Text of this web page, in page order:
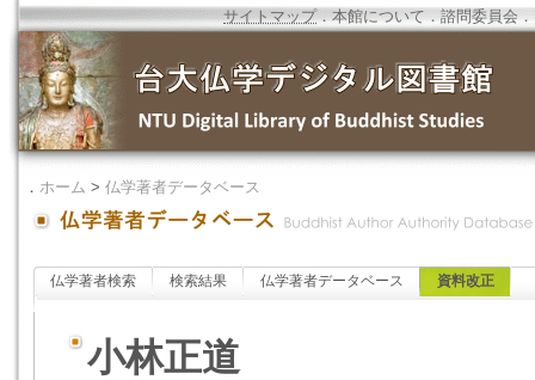
サイトマップ．本館について ．諮問委員会 ．
． ホーム > 仏学著者データベース
仏学著者検索 検索結果 仏学著者データベース 資料改正
小林正道